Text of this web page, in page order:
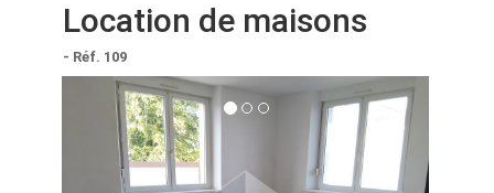
Location de maisons
- Réf. 109